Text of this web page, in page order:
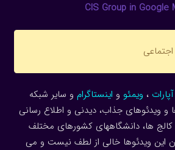
CIS Group in Google
آپارات ، ویمئو و اینستاگرام و سایر شبکه
و ویدئوهای جذاب، دیدنی و اطلاع رسانی
کالج ها، دانشگاههای کشورهای مختلف
این ویدئوها خالی از لطف نیست و می